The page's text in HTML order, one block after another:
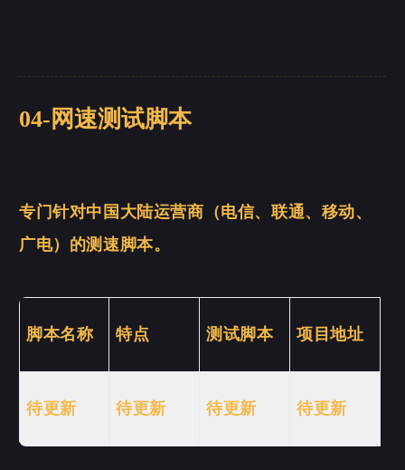
04-网速测试脚本
专门针对中国大陆运营商（电信、联通、移动、
广电）的测速脚本。
脚本名称 特点 测试脚本 项目地址
待更新 待更新 待更新 待更新